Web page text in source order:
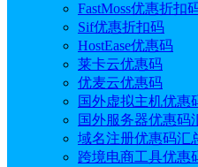
FastMoss优惠折扣
Sif优惠折扣码
HostEase优惠码
莱卡云优惠码
优麦云优惠码
国外虚拟主机优惠
国外服务器优惠码
域名注册优惠码汇
跨境电商工具优惠
Lightlayer 6月促销
带宽 圣何塞E5独
作者: Aimee 分类:优惠码
更新于: 2026.06.26 18:37:54